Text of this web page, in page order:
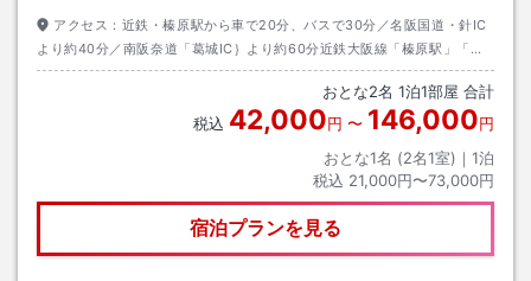
アクセス： 近鉄・榛原駅から車で20分、バスで30分／名阪国道・針IC
より約40分／南阪奈道「葛城IC｝より約60分近鉄大阪線「榛原駅」「長
谷寺駅」もしくは近鉄吉野線「吉野神宮駅」への送迎サービスがございま
おとな2名 1泊1部屋 合計
税込 42,000円 〜 146,000円
おとな1名 (2名1室)｜ 1泊
税込 21,000円〜73,000円
宿泊プランを見る